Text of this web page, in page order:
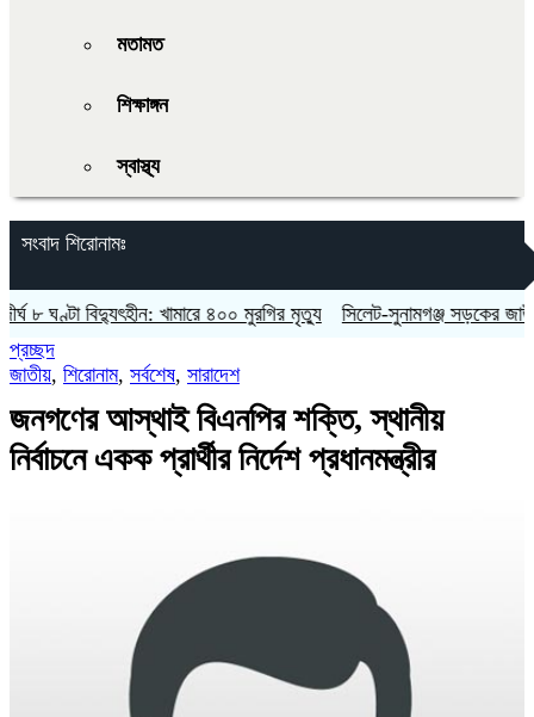
মতামত
শিক্ষাঙ্গন
স্বাস্থ্য
সংবাদ শিরোনামঃ
বিদ্যুৎহীন: খামারে ৪০০ মুরগির মৃত্যু ‎সিলেট-সুনামগঞ্জ সড়কের
প্রচ্ছদ
জাতীয়, শিরোনাম, সর্বশেষ, সারাদেশ
জনগণের আস্থাই বিএনপির শক্তি, স্থানীয়
নির্বাচনে একক প্রার্থীর নির্দেশ প্রধানমন্ত্রীর